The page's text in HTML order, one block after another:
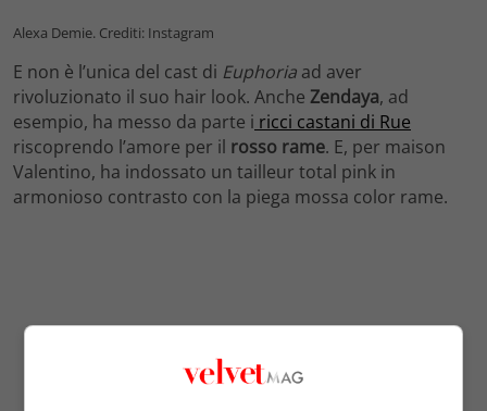
Alexa Demie. Crediti: Instagram
E non è l’unica del cast di Euphoria ad aver
rivoluzionato il suo hair look. Anche Zendaya, ad
esempio, ha messo da parte i ricci castani di Rue
riscoprendo l’amore per il rosso rame. E, per maison
Valentino, ha indossato un tailleur total pink in
armonioso contrasto con la piega mossa color rame.